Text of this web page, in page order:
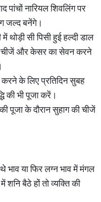
पांचों नारियल शिवलिंग पर
जल्द बनेंगे।
थोड़ी सी पिसी हुई हल्दी डाल
चीजें और केसर का सेवन करने
करने के लिए प्रतिदिन सुबह
की भी पूजा करें।
की पूजा के दौरान सुहाग की चीजें
या फिर लग्न भाव में मंगल
शनि बैठे हों तो व्यक्ति की